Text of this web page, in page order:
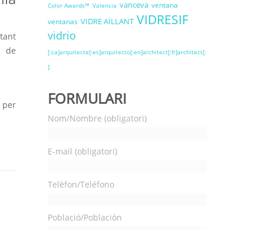
de
Color Awards™ Valencia vanceva ventana
ventanas VIDRE AÏLLANT VIDRESIF
vidrio
[:ca]arquitecte[:es]arquitecto[:en]architect[:fr]architect[:
]
FORMULARI
Nom/Nombre (obligatori)
E-mail (obligatori)
Telèfon/Teléfono
Població/Población